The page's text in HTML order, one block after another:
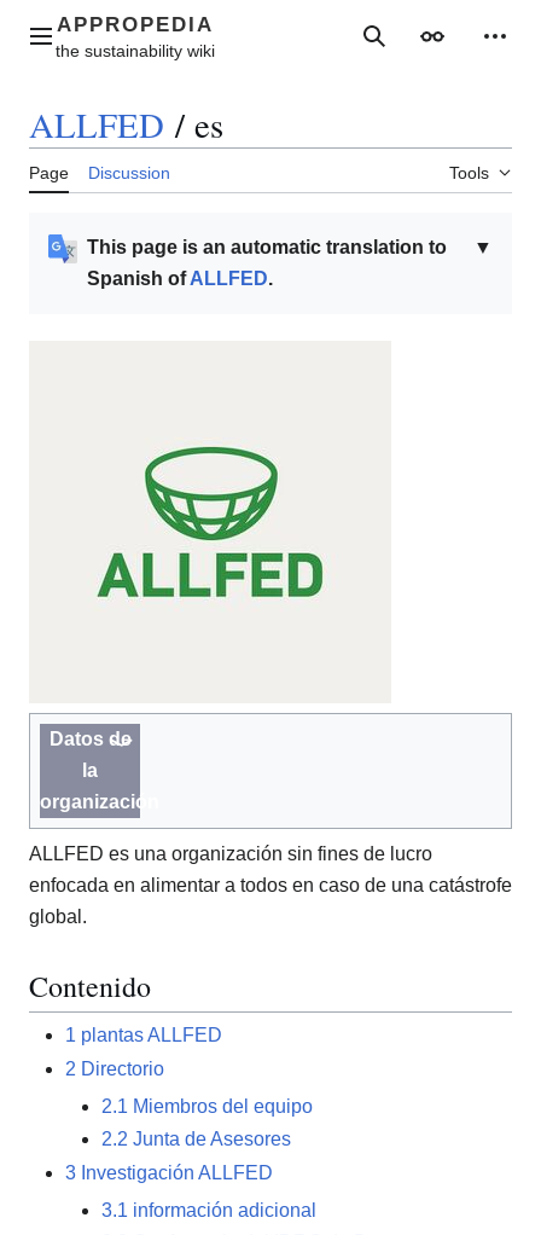
contentMain menu SearchAppearance
ALLFED / es
Page Discussion Tools
▼
This page is an automatic translation to
Spanish ofALLFED.
Datos de
la
organización
ALLFED es una organización sin fines de lucro
enfocada en alimentar a todos en caso de una catástrofe
global.
Contenido
1 plantas ALLFED
2 Directorio
2.1 Miembros del equipo
2.2 Junta de Asesores
3 Investigación ALLFED
3.1 información adicional